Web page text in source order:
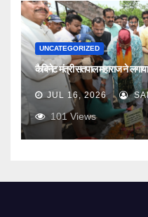
UNCATEGORIZED
कैबिनेट मंत्री सतपाल महाराज ने लगाया
JUL 16, 2026
101Views